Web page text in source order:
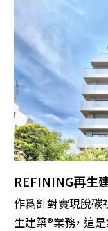
REFINING再生
作爲針對實現脫碳
生建築®業務， 這